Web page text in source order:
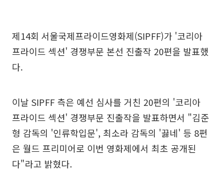
제14회 서울국제프라이드영화제(SIPFF)가 '코리아
프라이드 섹션' 경쟁부문 본선 진출작 20편을 발표했
다.
이날 SIPFF 측은 예선 심사를 거친 20편의 '코리아
프라이드 섹션' 경쟁부문 진출작을 발표하면서 "김준
형 감독의 '인류학입문', 최소라 감독의 '끓네' 등 8편
은 월드 프리미어로 이번 영화제에서 최초 공개된
다"라고 밝혔다.